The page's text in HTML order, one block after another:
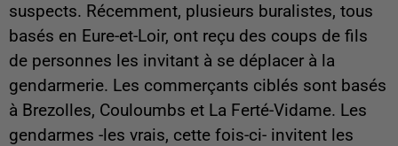
suspects. Récemment, plusieurs buralistes, tous
basés en Eure-et-Loir, ont reçu des coups de fils
de personnes les invitant à se déplacer à la
gendarmerie. Les commerçants ciblés sont basés
à Brezolles, Couloumbs et La Ferté-Vidame. Les
gendarmes -les vrais, cette fois-ci- invitent les